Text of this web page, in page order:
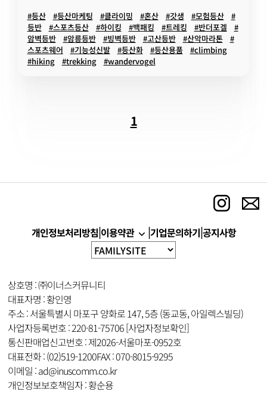
연령에 구애받지 않고 모두가 즐기는 취…
#등산 #등산마케팅 #클라이밍 #혼산 #갓생 #모험등산
#
등반
#스포츠등산 #하이킹 #백패킹 #트레킹 #반더포겔
#
암벽등반
#암릉등반 #빙벽등반 #고산등반 #산악마라톤
#
스포츠웨어
#기능성신발 #등산화 #등산용품
#climbing
#hiking
#trekking #wandervogel
1
개인정보처리방침|이용약관 |기업문의하기|공지사항
상호명 : ㈜이너스커뮤니티
대표자명 : 황인영
주소 : 서울특별시 마포구 양화로 147, 5층 (동교동, 아일렉스빌딩)
사업자등록번호 : 220-81-75706[사업자정보확인]
통신판매업신고번호 : 제2026-서울마포-0952호
대표전화 : (02)519-1200FAX : 070-8015-9295
이메일 : ad@inuscomm.co.kr
개인정보보호책임자 : 황순용